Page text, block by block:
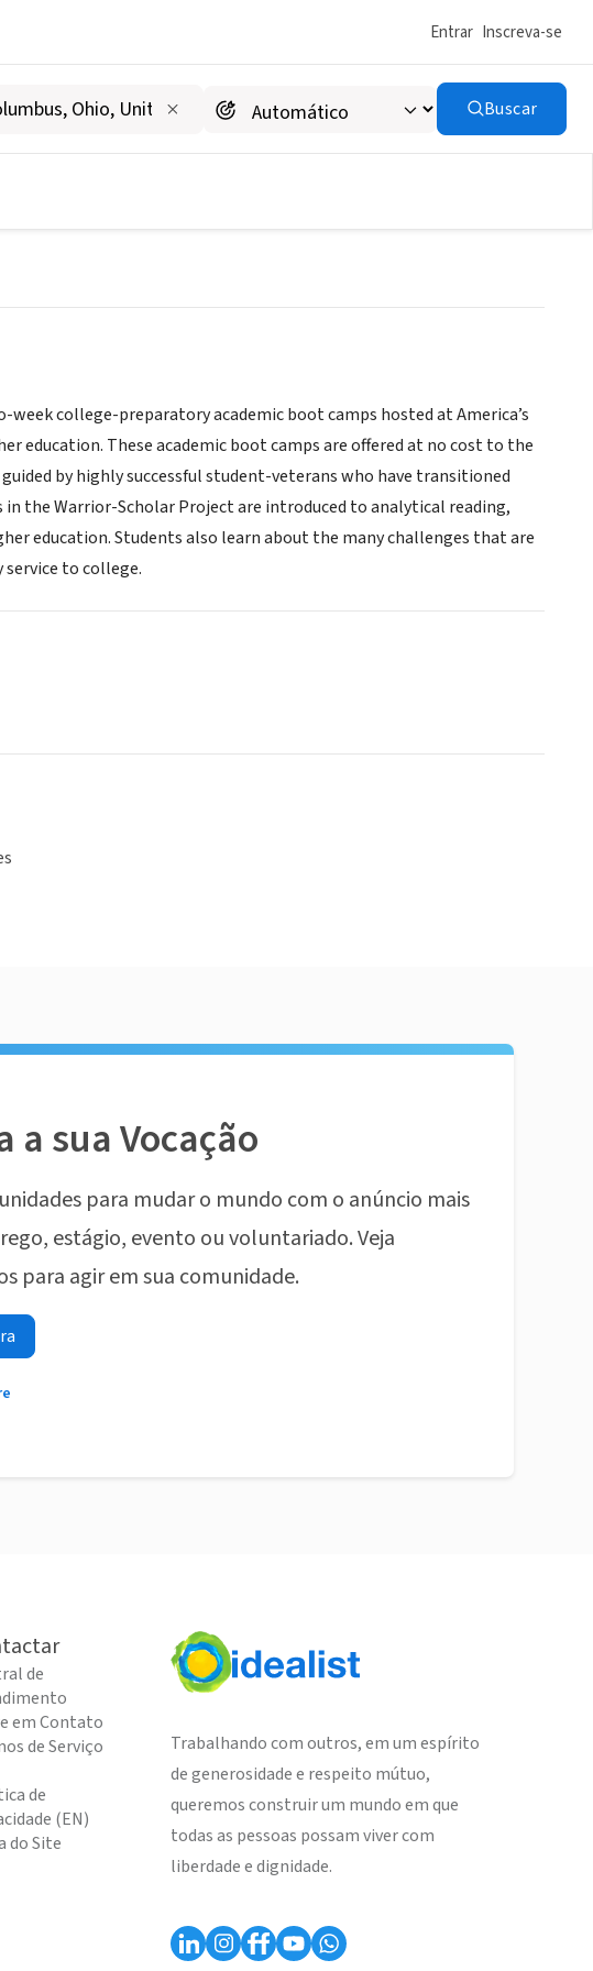
Entrar Inscreva-se
Buscar
college-preparatory academic boot camps hosted at America’s
education. These academic boot camps are offered at no cost to the
by highly successful student-veterans who have transitioned
the Warrior-Scholar Project are introduced to analytical reading,
education. Students also learn about the many challenges that are
to college.
a sua Vocação
para mudar o mundo com o anúncio mais
estágio, evento ou voluntariado. Veja
para agir em sua comunidade.
de
em Contato
de Serviço
de
(EN)
do Site
Trabalhando com outros, em um espírito
de generosidade e respeito mútuo,
queremos construir um mundo em que
todas as pessoas possam viver com
liberdade e dignidade.